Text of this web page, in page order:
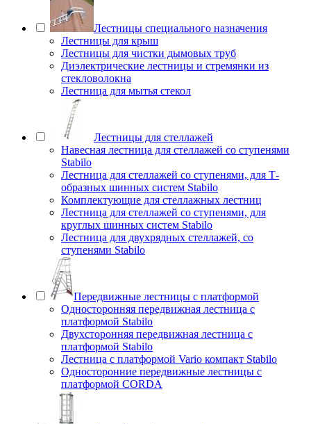
Лестницы специального назначения
Лестницы для крыш
Лестницы для чистки дымовых труб
Диэлектрические лестницы и стремянки из
стекловолокна
Лестница для мытья стекол
Лестницы для стеллажей
Навесная лестница для стеллажей со ступенями
Stabilo
Лестница для стеллажей со ступенями, для Т-
образных шинных систем Stabilo
Комплектующие для стеллажных лестниц
Лестница для стеллажей со ступенями, для
круглых шинных систем Stabilo
Лестница для двухрядных стеллажей, со
ступенями Stabilo
Передвижные лестницы с платформой
Односторонняя передвижная лестница с
платформой Stabilo
Двухсторонняя передвижная лестница с
платформой Stabilo
Лестница с платформой Vario компакт Stabilo
Односторонние передвижные лестницы с
платформой CORDA